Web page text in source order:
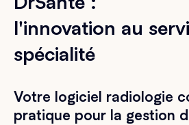
l'innovation au
spécialité
Votre logiciel radiologie
pratique pour la gestion